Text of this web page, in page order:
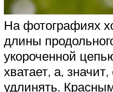
На фотографиях
длины
укороченной
хватает, а,
удлинять.